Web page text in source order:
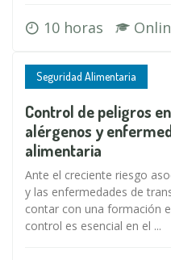
10 horas
Seguridad Alimentaria
Control de peligros
alérgenos y
alimentaria
Ante el creciente riesgo
y las enfermedades de
contar con una formación
control es esencial en el ...